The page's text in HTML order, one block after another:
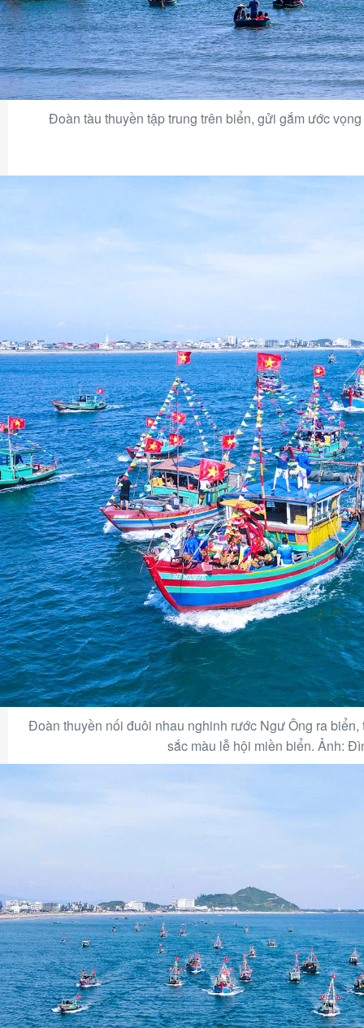
Đoàn tàu thuyền tập trung trên biển, gửi gắm ước
Đoàn thuyền nối đuôi nhau nghinh rước Ngư Ông ra
sắc màu lễ hội miền biển. Ảnh: